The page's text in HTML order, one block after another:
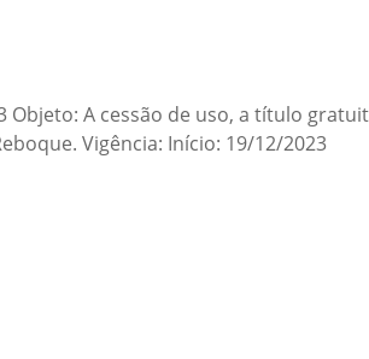
A cessão de uso, a título
Reboque. Vigência: Início: 19/12/